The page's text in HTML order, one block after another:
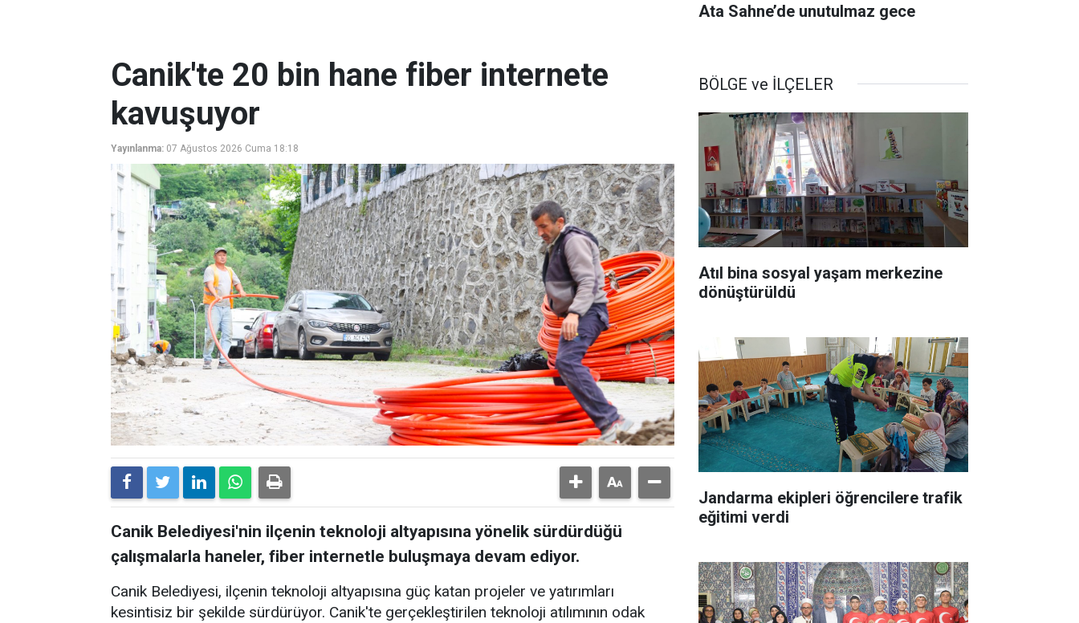
Ata Sahne’de unutulmaz gece
Canik'te 20 bin hane fiber internete
kavuşuyor
Yayınlanma: 07 Ağustos 2026 Cuma 18:18
Canik Belediyesi'nin ilçenin teknoloji altyapısına yönelik sürdürdüğü
çalışmalarla haneler, fiber internetle buluşmaya devam ediyor.
Canik Belediyesi, ilçenin teknoloji altyapısına güç katan projeler ve yatırımları
kesintisiz bir şekilde sürdürüyor. Canik'te gerçekleştirilen teknoloji atılımının odak
BÖLGE ve İLÇELER
Atıl bina sosyal yaşam merkezine
dönüştürüldü
Jandarma ekipleri öğrencilere trafik
eğitimi verdi